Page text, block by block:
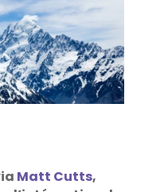
Matt Cutts,